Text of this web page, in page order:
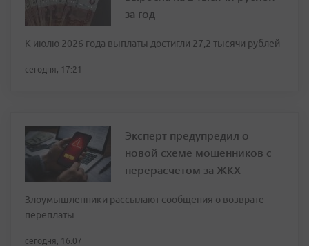
за год
К июлю 2026 года выплаты достигли 27,2 тысячи рублей
сегодня, 17:21
Эксперт предупредил о
новой схеме мошенников с
перерасчетом за ЖКХ
Злоумышленники рассылают сообщения о возврате
переплаты
сегодня, 16:07